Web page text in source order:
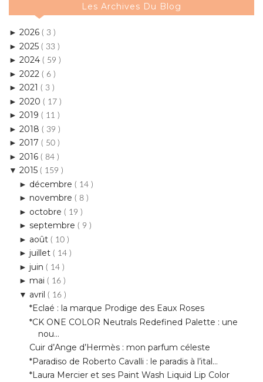
2024
► 2022 ( 6 )
► 2021 ( 3 )
► 2020( 17 )
► 2019 ( 11 )
► 2018( 39 )
► 2017 ( 50 )
► 2016 ( 84 )
▼ 2015 ( 159 )
►décembre
►novembre
►octobre
► septembre ( 9 )
► août( 10 )
► juillet( 14 )
► juin( 14 )
► mai( 16 )
▼avril ( 16 )
*Eclaé : la marque Prodige des Eaux Roses
*CK ONE COLOR Neutrals Redefined Palette : une
nou...
Cuir d’Ange d’Hermès : mon parfum céleste
*Paradiso de Roberto Cavalli : le paradis à l’ital...
*Laura Mercier et ses Paint Wash Liquid Lip Color
*Les nouveautés Ultra Black de Bourjois
*Gourmandise au rendez-vous avec la gamme Oh
Délic...